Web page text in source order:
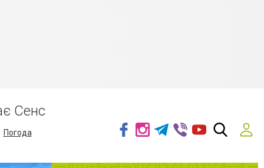
Сенс
Погода